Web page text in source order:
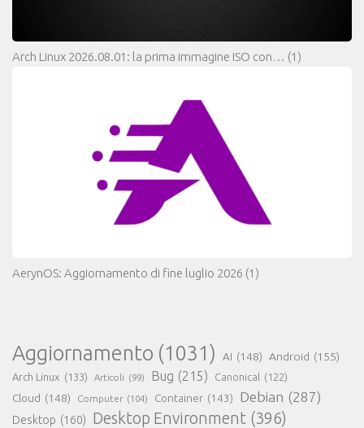
Arch Linux 2026.08.01: la prima immagine ISO con… (1)
AerynOS: Aggiornamento di fine luglio 2026 (1)
Aggiornamento (1031) AI (148) Android (155)
Arch Linux (133) Articoli (99) Bug (215) Canonical (122)
Cloud (148) Computer (104) Container (143) Debian (287)
Desktop (160) Desktop Environment (396)